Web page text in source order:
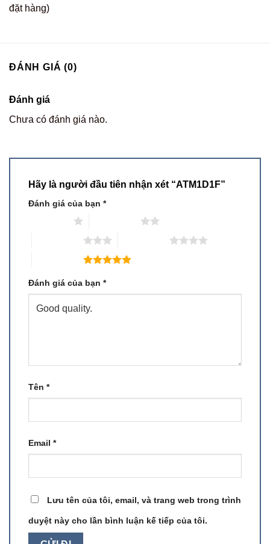
đặt hàng)
ĐÁNH GIÁ (0)
Đánh giá
Chưa có đánh giá nào.
Hãy là người đầu tiên nhận xét “ATM1D1F”
Đánh giá của bạn *
Đánh giá của bạn *
Tên *
Email *
Lưu tên của tôi, email, và trang web trong trình
duyệt này cho lần bình luận kế tiếp của tôi.